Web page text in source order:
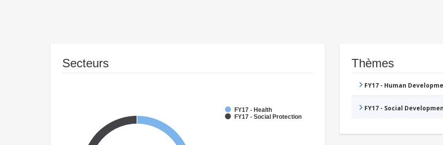
Secteurs
FY17 - Health
FY17 - Social Protection
Thèmes
FY17 - Human
FY17 - Social